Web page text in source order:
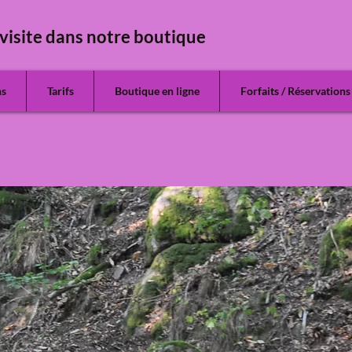
dans notre boutique
Tarifs Boutique en ligne Forfaits / Réservations